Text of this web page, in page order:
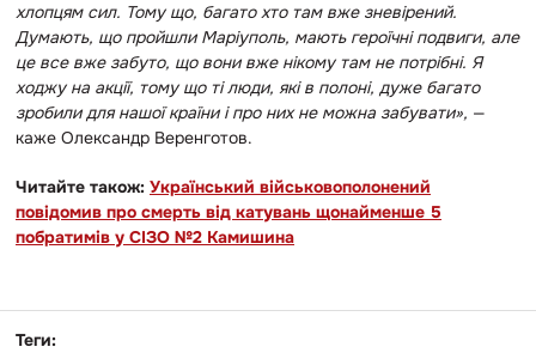
хлопцям сил. Тому що, багато хто там вже зневірений.
Думають, що пройшли Маріуполь, мають героїчні подвиги, але
це все вже забуто, що вони вже нікому там не потрібні. Я
ходжу на акції, тому що ті люди, які в полоні, дуже багато
зробили для нашої країни і про них не можна забувати», —
каже Олександр Веренготов.
Читайте також: Український військовополонений
повідомив про смерть від катувань щонайменше 5
побратимів у СІЗО №2 Камишина
Теги: